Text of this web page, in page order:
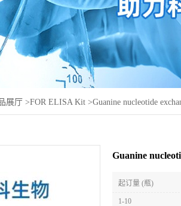
展厅 >FOR ELISA Kit >Guanine nucleotide
Guanine
起订量 (瓶)
1-10